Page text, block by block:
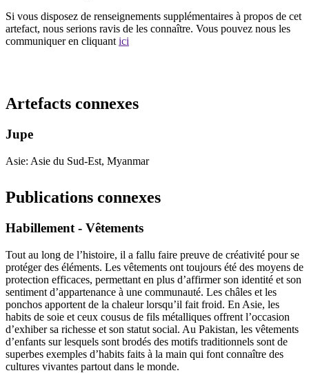
Si vous disposez de renseignements supplémentaires à propos de cet
artefact, nous serions ravis de les connaître. Vous pouvez nous les
communiquer en cliquant ici
Artefacts connexes
Jupe
Asie: Asie du Sud-Est, Myanmar
Publications connexes
Habillement - Vêtements
Tout au long de l’histoire, il a fallu faire preuve de créativité pour se
protéger des éléments. Les vêtements ont toujours été des moyens de
protection efficaces, permettant en plus d’affirmer son identité et son
sentiment d’appartenance à une communauté. Les châles et les
ponchos apportent de la chaleur lorsqu’il fait froid. En Asie, les
habits de soie et ceux cousus de fils métalliques offrent l’occasion
d’exhiber sa richesse et son statut social. Au Pakistan, les vêtements
d’enfants sur lesquels sont brodés des motifs traditionnels sont de
superbes exemples d’habits faits à la main qui font connaître des
cultures vivantes partout dans le monde.